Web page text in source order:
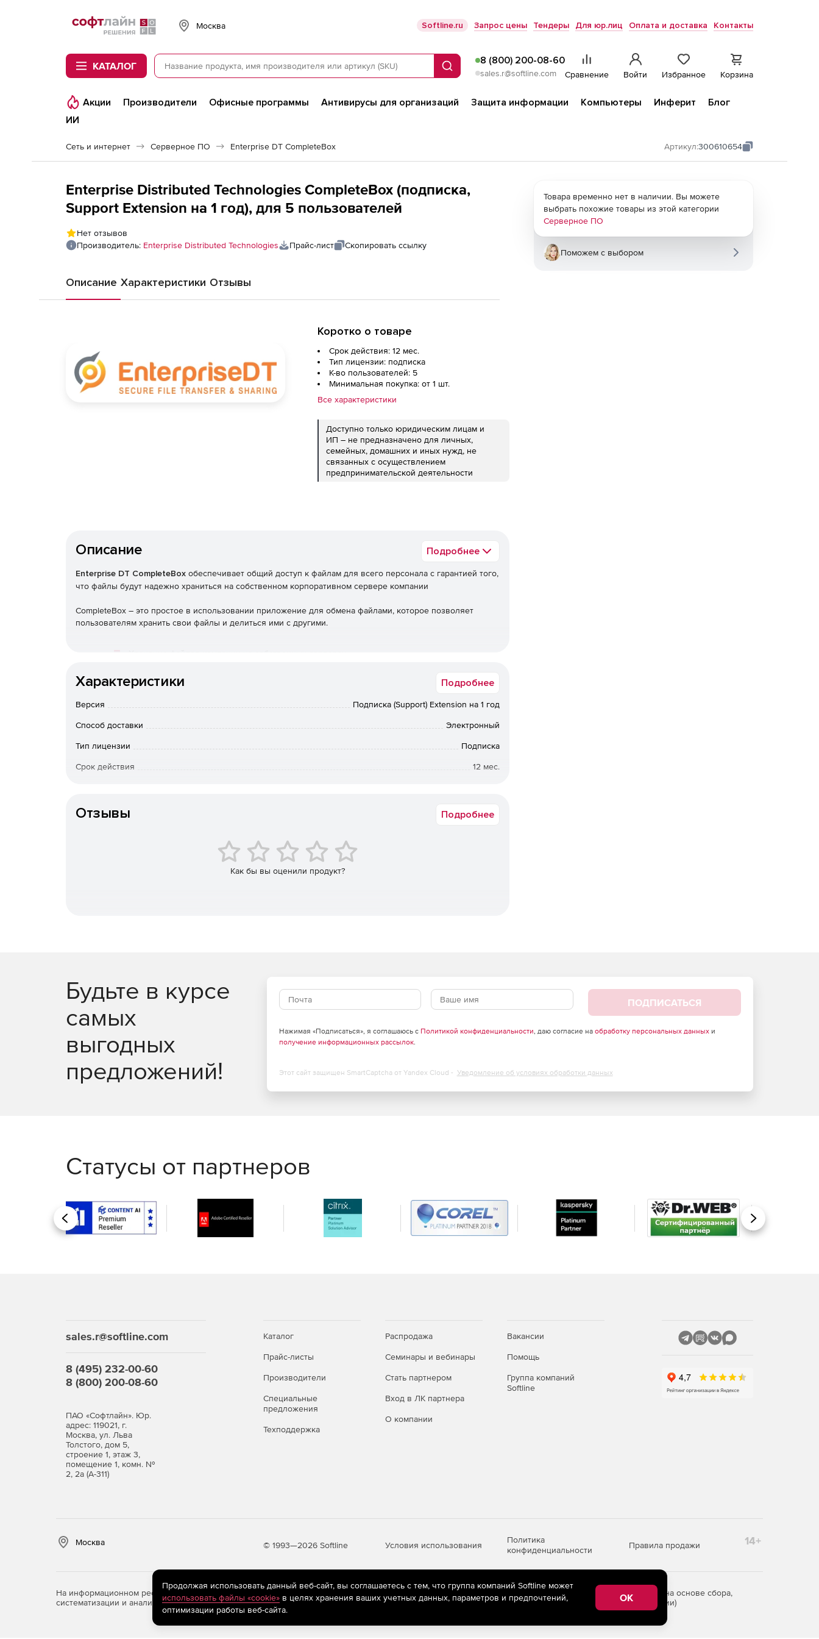
Softline
Москва Softline.ru Запрос цены Тендеры Для юр.лиц Оплата и доставка Контакты
КАТАЛОГ Поиск
8 (800) 200-08-60
sales.r@softline.com Сравнение Войти Избранное Корзина
Акции Производители Офисные программы Антивирусы для организаций Защита информации Компьютеры Инферит
Блог
ИИ
Сеть и интернет Серверное ПО Enterprise DT CompleteBox Артикул:300610654
Enterprise Distributed Technologies CompleteBox (подписка,
Support Extension на 1 год), для 5 пользователей
Нет отзывов
Производитель: Enterprise Distributed Technologies Прайс-лист Скопировать ссылку
Описание Характеристики Отзывы
Коротко о товаре
Срок действия: 12 мес.
Тип лицензии: подписка
К-во пользователей: 5
Минимальная покупка: от 1 шт.
Все характеристики
Доступно только юридическим лицам и
ИП – не предназначено для личных,
семейных, домашних и иных нужд, не
связанных с осуществлением
предпринимательской деятельности
Описание Подробнее
Enterprise DT CompleteBox обеспечивает общий доступ к файлам для всего персонала с гарантией того,
что файлы будут надежно храниться на собственном корпоративном сервере компании
CompleteBox – это простое в использовании приложение для обмена файлами, которое позволяет
пользователям хранить свои файлы и делиться ими с другими.
Хранение файлов компании на собственных серверах.
Аудит доступа к общим файлам компании.
Гарантия того, что общий доступ к файлам зашифрован.
Характеристики Подробнее
Версия Подписка (Support) Extension на 1 год
Способ доставки Электронный
Тип лицензии Подписка
Срок действия 12 мес.
Отзывы Подробнее
Как бы вы оценили продукт?
Товара временно нет в наличии. Вы можете
выбрать похожие товары из этой категории
Серверное ПО
Поможем с выбором
Будьте в курсе
самых
выгодных
предложений!
ПОДПИСАТЬСЯ
Нажимая «Подписаться», я соглашаюсь с Политикой конфиденциальности, даю согласие на обработку персональных данныхи
получение информационных рассылок.
Этот сайт защищен SmartCaptcha от Yandex Cloud - Уведомление об условиях обработки данных
Статусы от партнеров
Назад Вперед
sales.r@softline.com
8 (495) 232-00-60
8 (800) 200-08-60
ПАО «Софтлайн». Юр.
адрес: 119021, г.
Москва, ул. Льва
Толстого, дом 5,
строение 1, этаж 3,
помещение 1, комн. №
2, 2а (А-311)
Каталог
Прайс-листы
Производители
Специальные
предложения
Техподдержка
Распродажа
Семинары и вебинары
Стать партнером
Вход в ЛК партнера
О компании
Вакансии
Помощь
Группа компаний
Softline
Москва © 1993—2026 Softline Условия использования
Политика
конфиденциальности
Правила продажи 14+
На информационном ресурсе store.softline.ru применяются рекомендательные технологии
(информационные технологии предоставления информации на основе сбора,
систематизации и анализа сведений, относящихся к предпочтениям пользователей сети «Интернет», находящихся на территории Российской Федерации)
Продолжая использовать данный веб-сайт, вы соглашаетесь с тем, что группа компаний Softline может
использовать файлы «cookie»в целях хранения ваших учетных данных, параметров и предпочтений,
оптимизации работы веб-сайта.
OK